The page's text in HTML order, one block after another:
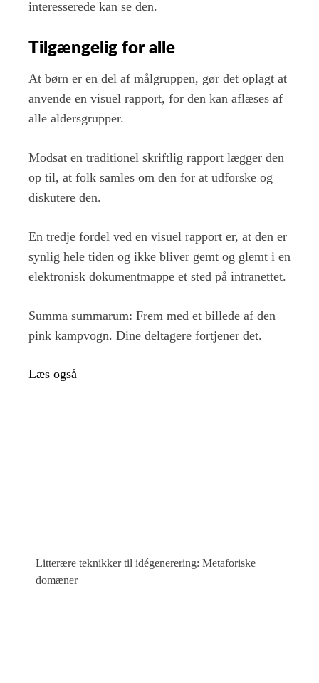
interesserede kan se den.
Tilgængelig for alle
At børn er en del af målgruppen, gør det oplagt at
anvende en visuel rapport, for den kan aflæses af
alle aldersgrupper.
Modsat en traditionel skriftlig rapport lægger den
op til, at folk samles om den for at udforske og
diskutere den.
En tredje fordel ved en visuel rapport er, at den er
synlig hele tiden og ikke bliver gemt og glemt i en
elektronisk dokumentmappe et sted på intranettet.
Summa summarum: Frem med et billede af den
pink kampvogn. Dine deltagere fortjener det.
Læs også
Litterære teknikker til idégenerering: Metaforiske
domæner